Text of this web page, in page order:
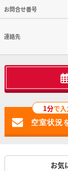
お問合せ番号
連絡先
1分で入
お気